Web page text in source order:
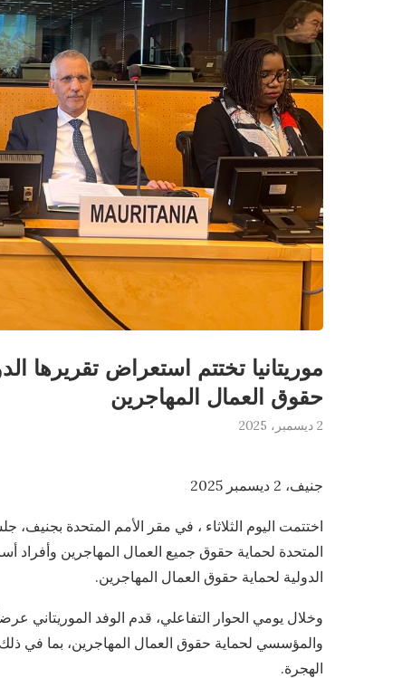
موريتانيا تختتم استعراض تقريرها
حقوق العمال المهاجرين
2 ديسمبر، 2025
جنيف، 2 ديسمبر 2025
اختتمت اليوم الثلاثاء ، في مقر الأمم المتحدة بجنيف،
الدولية لحماية حقوق العمال المهاجرين.
وخلال يومي الحوار التفاعلي، قدم الوفد الموريتاني
والمؤسسي لحماية حقوق العمال المهاجرين، بما في ذلك
الهجرة.